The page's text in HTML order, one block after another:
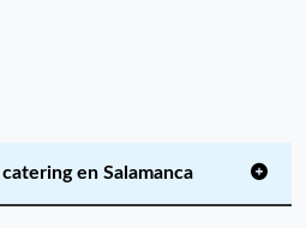
en Salamanca